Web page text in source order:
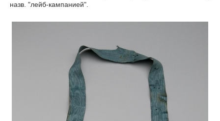
назв. "лейб-кампанией".